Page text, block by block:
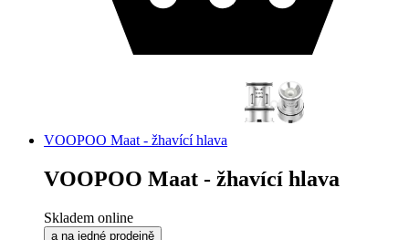
VOOPOO Maat - žhavící hlava
VOOPOO Maat - žhavící hlava
Skladem online
a na jedné prodejně